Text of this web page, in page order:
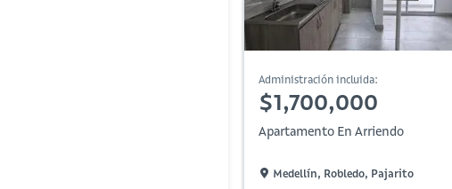
Administración incluida:
$1,700,000
Apartamento En Arriendo
Medellín, Robledo, Pajarito